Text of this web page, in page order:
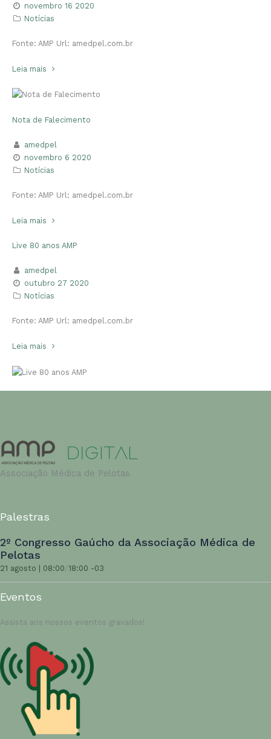
novembro 16 2020
Notícias
Fonte: AMP Url: amedpel.com.br
Leia mais
Nota de Falecimento
amedpel
novembro 6 2020
Notícias
Fonte: AMP Url: amedpel.com.br
Leia mais
Live 80 anos AMP
amedpel
outubro 27 2020
Notícias
Fonte: AMP Url: amedpel.com.br
Leia mais
Associação Médica de Pelotas
Palestras
2º Congresso Gaúcho da Associação Médica de
Pelotas
21 agosto | 08:00/18:00 -03
Eventos
Assista aos nossos eventos gravados!